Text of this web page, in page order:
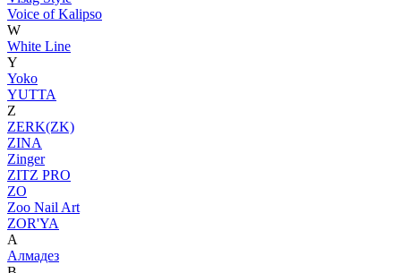
Voice of Kalipso
W
White Line
Y
Yoko
YUTTA
Z
ZERK(ZK)
ZINA
Zinger
ZITZ PRO
ZO
Zoo Nail Art
ZOR'YA
А
Алмадез